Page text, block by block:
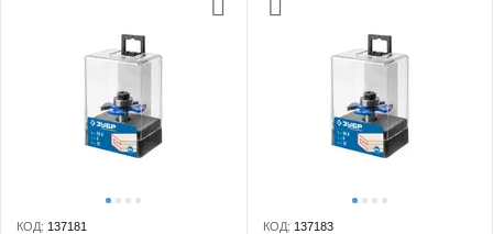
КОД: 137181 КОД: 137183